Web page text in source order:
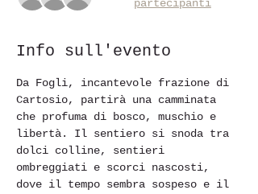
partecipanti
Info sull'evento
Da Fogli, incantevole frazione di
Cartosio, partirà una camminata
che profuma di bosco, muschio e
libertà. Il sentiero si snoda tra
dolci colline, sentieri
ombreggiati e scorci nascosti,
dove il tempo sembra sospeso e il